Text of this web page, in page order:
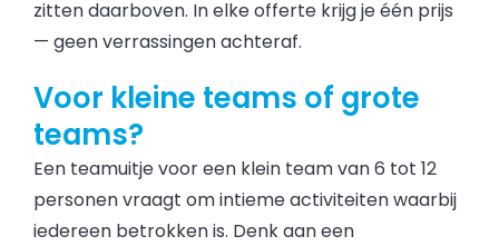
zitten daarboven. In elke offerte krijg je één prijs
— geen verrassingen achteraf.
Voor kleine teams of grote
teams?
Een teamuitje voor een klein team van 6 tot 12
personen vraagt om intieme activiteiten waarbij
iedereen betrokken is. Denk aan een